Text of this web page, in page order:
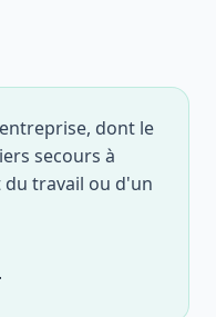
dont le
secours à
travail ou d'un